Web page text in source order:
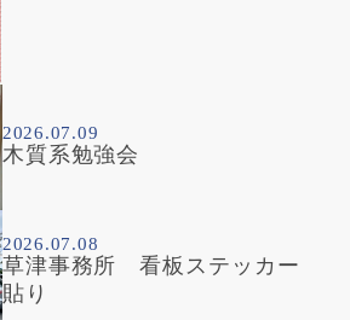
2026.07.09
木質系勉強会
2026.07.08
草津事務所 看板ステッカー
貼り